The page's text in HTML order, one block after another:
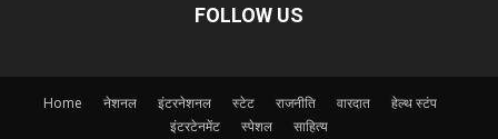
FOLLOW US
Home नेशनल इंटरनेशनल स्टेट राजनीति वारदात
हेल्थ स्टंप
इंटरटेनमेंट
स्पेशल साहित्य